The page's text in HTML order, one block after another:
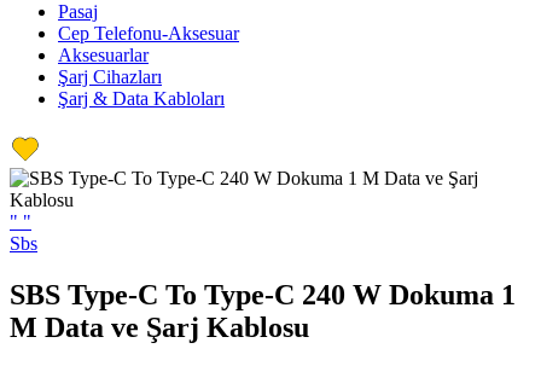
Pasaj
Cep Telefonu-Aksesuar
Aksesuarlar
Şarj Cihazları
Şarj & Data Kabloları
" "
Sbs
SBS Type-C To Type-C 240 W Dokuma 1
M Data ve Şarj Kablosu